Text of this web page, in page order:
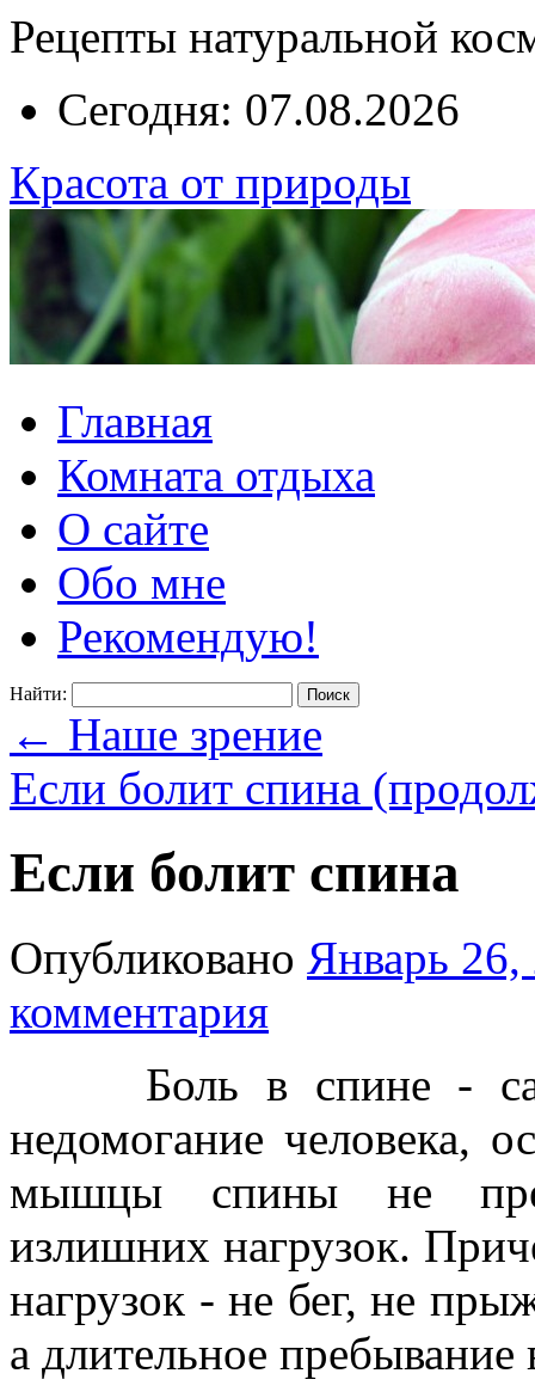
Рецепты натуральной
Сегодня: 07.08.2026
Красота от природы
Главная
Комната отдыха
О сайте
Обо мне
Рекомендую!
Найти:
← Наше зрение
Если болит спина
Если болит спина
Опубликовано Январь 26,
комментария
Боль в спине -
недомогание человека,
мышцы спины не
излишних нагрузок.
нагрузок - не бег, не
а длительное